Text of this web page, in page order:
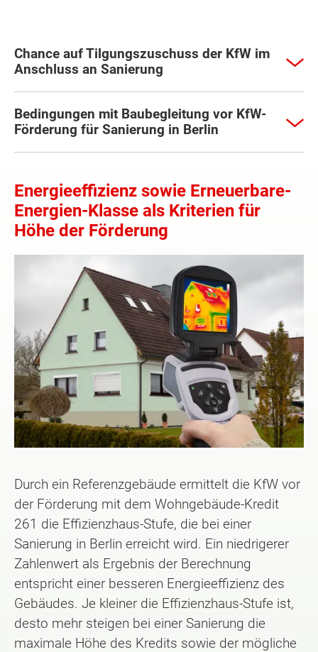
Chance auf Tilgungszuschuss der KfW im
Anschluss an Sanierung
Bedingungen mit Baubegleitung vor KfW-
Förderung für Sanierung in Berlin
Energieeffizienz sowie Erneuerbare-
Energien-Klasse als Kriterien für
Höhe der Förderung
Durch ein Referenzgebäude ermittelt die KfW vor
der Förderung mit dem Wohngebäude-Kredit
261 die Effizienzhaus-Stufe, die bei einer
Sanierung in Berlin erreicht wird. Ein niedrigerer
Zahlenwert als Ergebnis der Berechnung
entspricht einer besseren Energieeffizienz des
Gebäudes. Je kleiner die Effizienzhaus-Stufe ist,
desto mehr steigen bei einer Sanierung die
maximale Höhe des Kredits sowie der mögliche